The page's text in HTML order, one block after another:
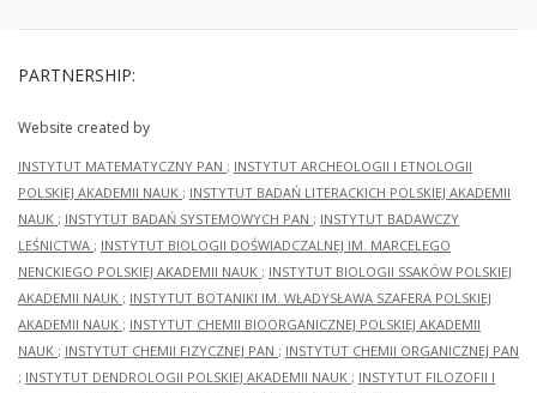
PARTNERSHIP:
Website created by
INSTYTUT MATEMATYCZNY PAN ; INSTYTUT ARCHEOLOGII I ETNOLOGII
POLSKIEJ AKADEMII NAUK ; INSTYTUT BADAŃ LITERACKICH POLSKIEJ AKADEMII
NAUK ; INSTYTUT BADAŃ SYSTEMOWYCH PAN ; INSTYTUT BADAWCZY
LEŚNICTWA ; INSTYTUT BIOLOGII DOŚWIADCZALNEJ IM. MARCELEGO
NENCKIEGO POLSKIEJ AKADEMII NAUK ; INSTYTUT BIOLOGII SSAKÓW POLSKIEJ
AKADEMII NAUK ; INSTYTUT BOTANIKI IM. WŁADYSŁAWA SZAFERA POLSKIEJ
AKADEMII NAUK ; INSTYTUT CHEMII BIOORGANICZNEJ POLSKIEJ AKADEMII
NAUK ; INSTYTUT CHEMII FIZYCZNEJ PAN ; INSTYTUT CHEMII ORGANICZNEJ PAN
; INSTYTUT DENDROLOGII POLSKIEJ AKADEMII NAUK ; INSTYTUT FILOZOFII I